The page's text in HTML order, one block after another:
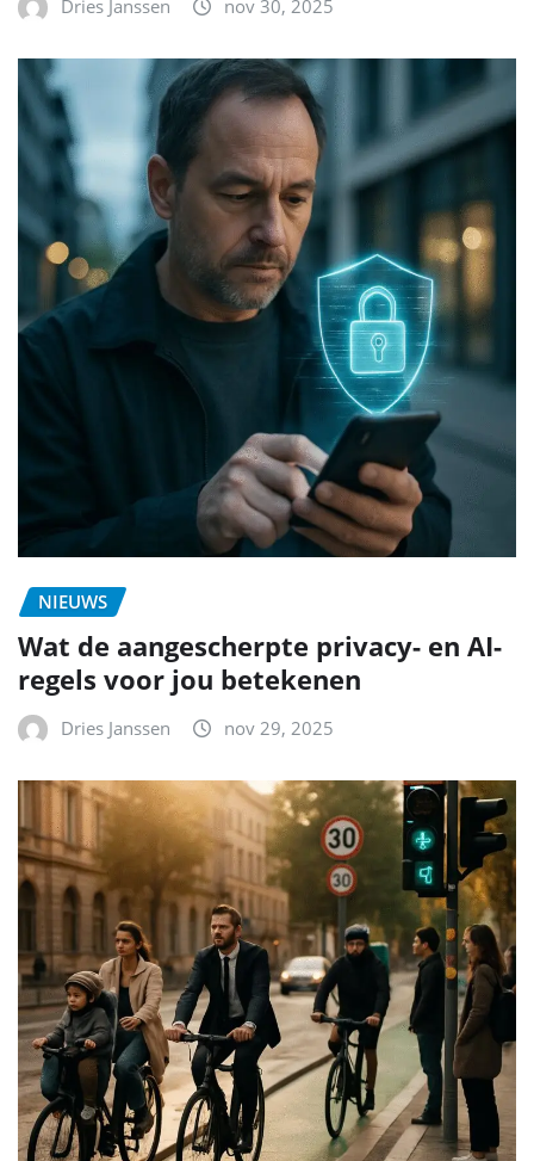
Dries Janssen nov 30, 2025
NIEUWS
Wat de aangescherpte privacy- en AI-
regels voor jou betekenen
Dries Janssen nov 29, 2025